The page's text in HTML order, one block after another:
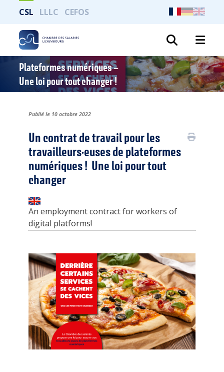
CSL LLLC CEFOS
Plateformes numériques –
Une loi pour tout changer !
Publié le 10 octobre 2022
Un contrat de travail pour les
travailleurs·euses de plateformes
numériques ! Une loi pour tout
changer
An employment contract for workers of
digital platforms!